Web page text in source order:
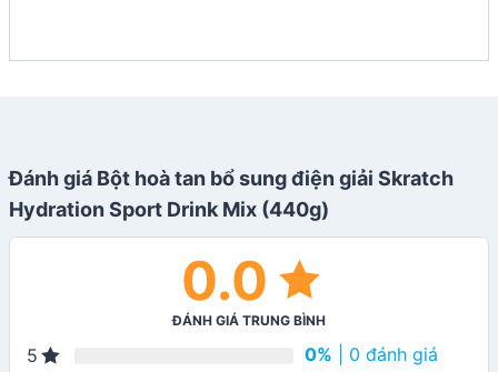
Đánh giá Bột hoà tan bổ sung điện giải Skratch
Hydration Sport Drink Mix (440g)
0.0
ĐÁNH GIÁ TRUNG BÌNH
5 0% | 0 đánh giá